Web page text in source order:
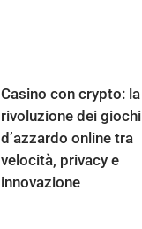
Casino con crypto: la
rivoluzione dei giochi
d’azzardo online tra
velocità, privacy e
innovazione